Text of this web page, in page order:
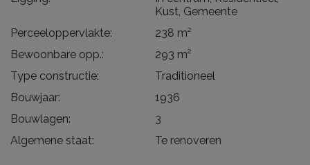
Kust, Gemeente
Perceeloppervlakte:
238 m²
Bewoonbare opp.:
293 m²
Type constructie:
Traditioneel
Bouwjaar:
1936
Bouwlagen:
3
Algemene staat:
Te renoveren